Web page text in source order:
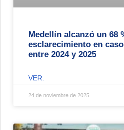
Medellín alcanzó un 68
esclarecimiento en
entre 2024 y 2025
VER.
24 de noviembre de 2025